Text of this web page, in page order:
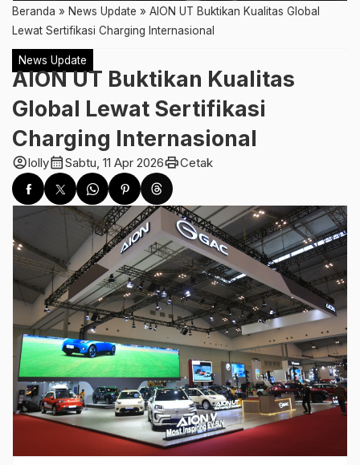
Beranda » News Update » AION UT Buktikan Kualitas Global
Lewat Sertifikasi Charging Internasional
News Update
AION UT Buktikan Kualitas
Global Lewat Sertifikasi
Charging Internasional
account_circlelollycalendar_monthSabtu, 11 Apr 2026printCetak